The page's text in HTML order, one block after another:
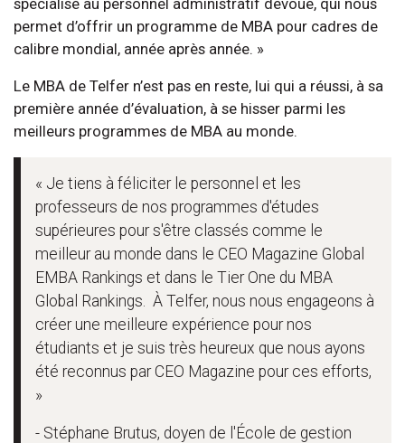
permet d’offrir un programme de MBA pour cadres de
calibre mondial, année après année. »
Le MBA de Telfer n’est pas en reste, lui qui a réussi, à sa
première année d’évaluation, à se hisser parmi les
meilleurs programmes de MBA au monde.
« Je tiens à féliciter le personnel et les
professeurs de nos programmes d'études
supérieures pour s'être classés comme le
meilleur au monde dans le CEO Magazine Global
EMBA Rankings et dans le Tier One du MBA
Global Rankings. À Telfer, nous nous engageons à
créer une meilleure expérience pour nos
étudiants et je suis très heureux que nous ayons
été reconnus par CEO Magazine pour ces efforts,
»
- Stéphane Brutus, doyen de l'École de gestion